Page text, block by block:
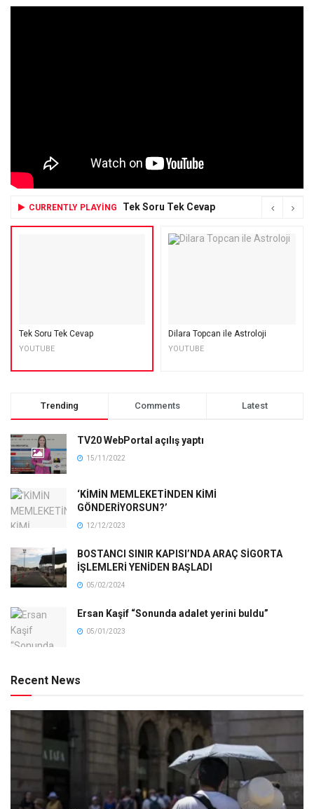
CURRENTLY PLAYING Tek Soru Tek Cevap
Tek Soru Tek Cevap
YOUTUBE
Dilara Topcan ile Astroloji
YOUTUBE
Trending Comments Latest
TV20 WebPortal açılış yaptı
15/11/2022
‘KİMİN MEMLEKETİNDEN KİMİ
GÖNDERİYORSUN?’
12/12/2023
BOSTANCI SINIR KAPISI’NDA ARAÇ SİGORTA
İŞLEMLERİ YENİDEN BAŞLADI
05/02/2024
Ersan Kaşif “Sonunda adalet yerini buldu”
05/01/2023
Recent News